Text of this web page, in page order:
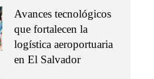
Avances tecnológicos
que fortalecen la
logística aeroportuaria
en El Salvador